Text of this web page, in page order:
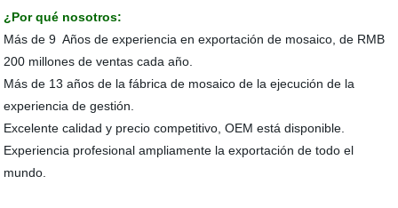
¿Por qué nosotros:
Más de 9 Años de experiencia en exportación de mosaico, de RMB
200 millones de ventas cada año.
Más de 13 años de la fábrica de mosaico de la ejecución de la
experiencia de gestión.
Excelente calidad y precio competitivo, OEM está disponible.
Experiencia profesional ampliamente la exportación de todo el
mundo.